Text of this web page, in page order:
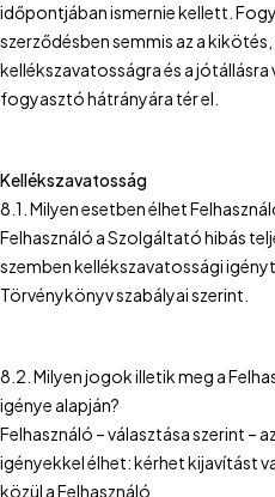
időpontjában ismernie kellett.
szerződésben semmis az a
kellékszavatosságra és a
fogyasztó hátrányára tér el.
Kellékszavatosság
8.1. Milyen esetben élhet
Felhasználó a Szolgáltató hibás
szemben kellékszavatossági
Törvénykönyv szabályai szerint.
8.2. Milyen jogok illetik meg a
igénye alapján?
Felhasználó – választása szerint –
igényekkel élhet: kérhet kijavítást
közül a Felhasználó